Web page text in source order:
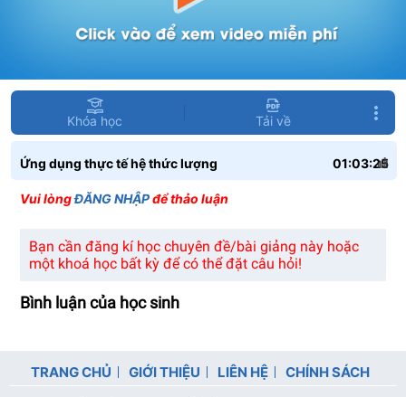
Khóa học Tải về
Ứng dụng thực tế hệ thức lượng 01:03:25
Vui lòngĐĂNG NHẬPđể thảo luận
Bạn cần đăng kí học chuyên đề/bài giảng này hoặc
một khoá học bất kỳ để có thể đặt câu hỏi!
Bình luận của học sinh
TRANG CHỦ GIỚI THIỆU LIÊN HỆ CHÍNH SÁCH